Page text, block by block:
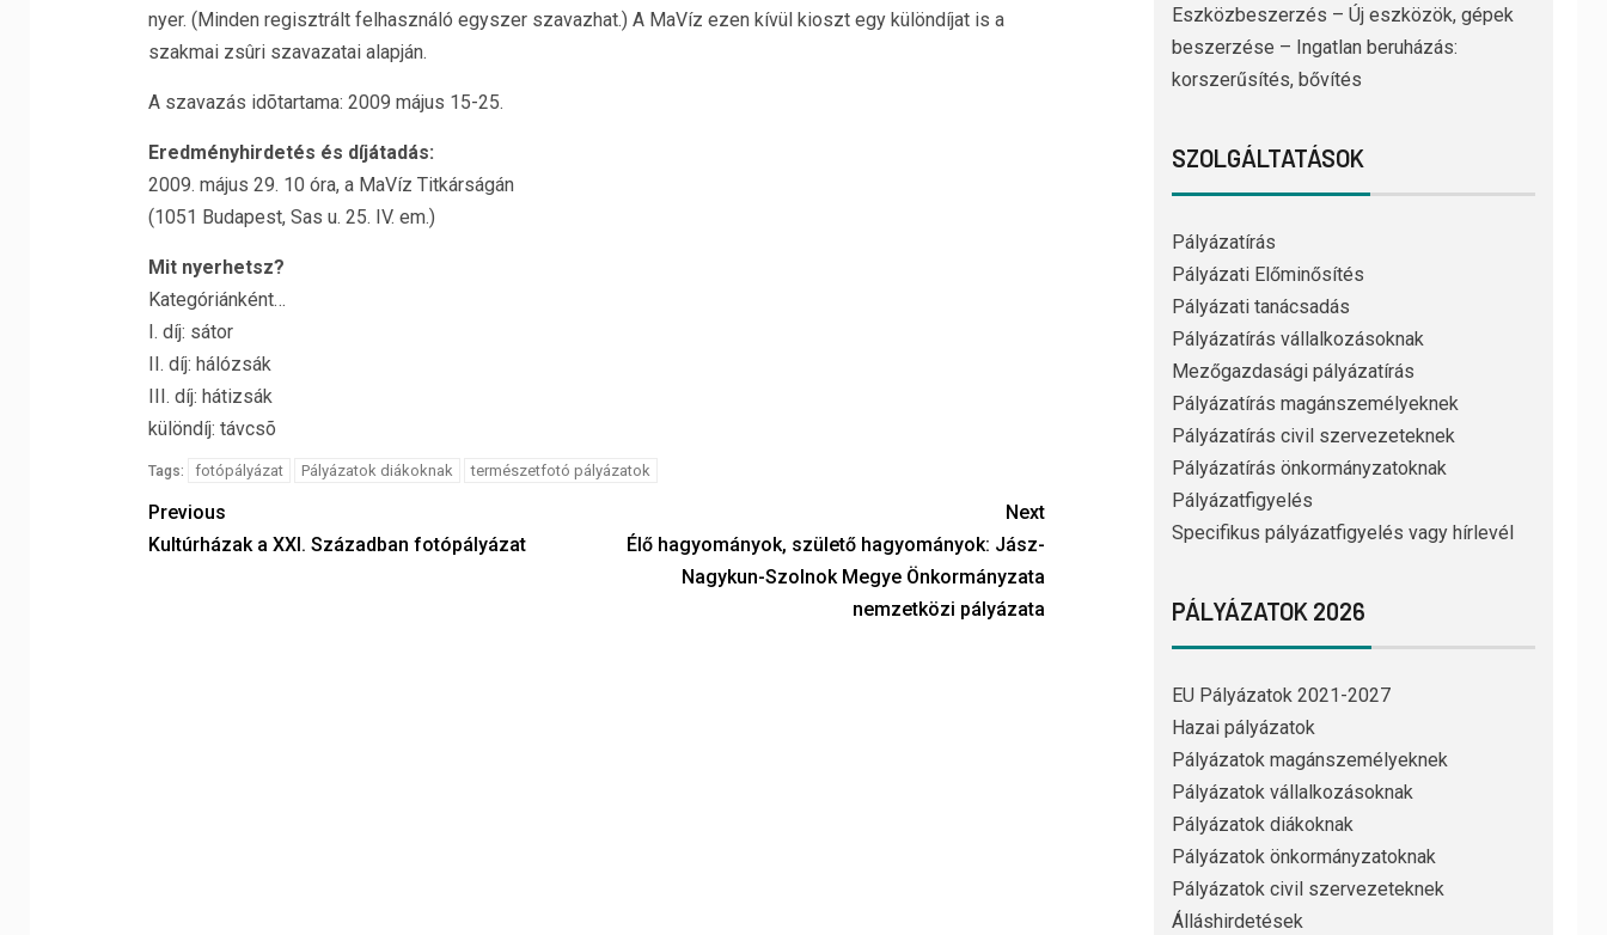
nyer. (Minden regisztrált felhasználó egyszer szavazhat.) A MaVíz ezen kívül kioszt egy különdíjat is a
szakmai zsûri szavazatai alapján.
A szavazás idõtartama: 2009 május 15-25.
Eredményhirdetés és díjátadás:
2009. május 29. 10 óra, a MaVíz Titkárságán
(1051 Budapest, Sas u. 25. IV. em.)
Mit nyerhetsz?
Kategóriánként…
I. díj: sátor
II. díj: hálózsák
III. díj: hátizsák
különdíj: távcsõ
Tags: fotópályázat Pályázatok diákoknak természetfotó pályázatok
Previous
Kultúrházak a XXI. Században fotópályázat
Next
Élő hagyományok, születő hagyományok: Jász-
Nagykun-Szolnok Megye Önkormányzata
nemzetközi pályázata
Eszközbeszerzés – Új eszközök, gépek
beszerzése – Ingatlan beruházás:
korszerűsítés, bővítés
SZOLGÁLTATÁSOK
Pályázatírás
Pályázati Előminősítés
Pályázati tanácsadás
Pályázatírás vállalkozásoknak
Mezőgazdasági pályázatírás
Pályázatírás magánszemélyeknek
Pályázatírás civil szervezeteknek
Pályázatírás önkormányzatoknak
Pályázatfigyelés
Specifikus pályázatfigyelés vagy hírlevél
PÁLYÁZATOK 2026
EU Pályázatok 2021-2027
Hazai pályázatok
Pályázatok magánszemélyeknek
Pályázatok vállalkozásoknak
Pályázatok diákoknak
Pályázatok önkormányzatoknak
Pályázatok civil szervezeteknek
Álláshirdetések